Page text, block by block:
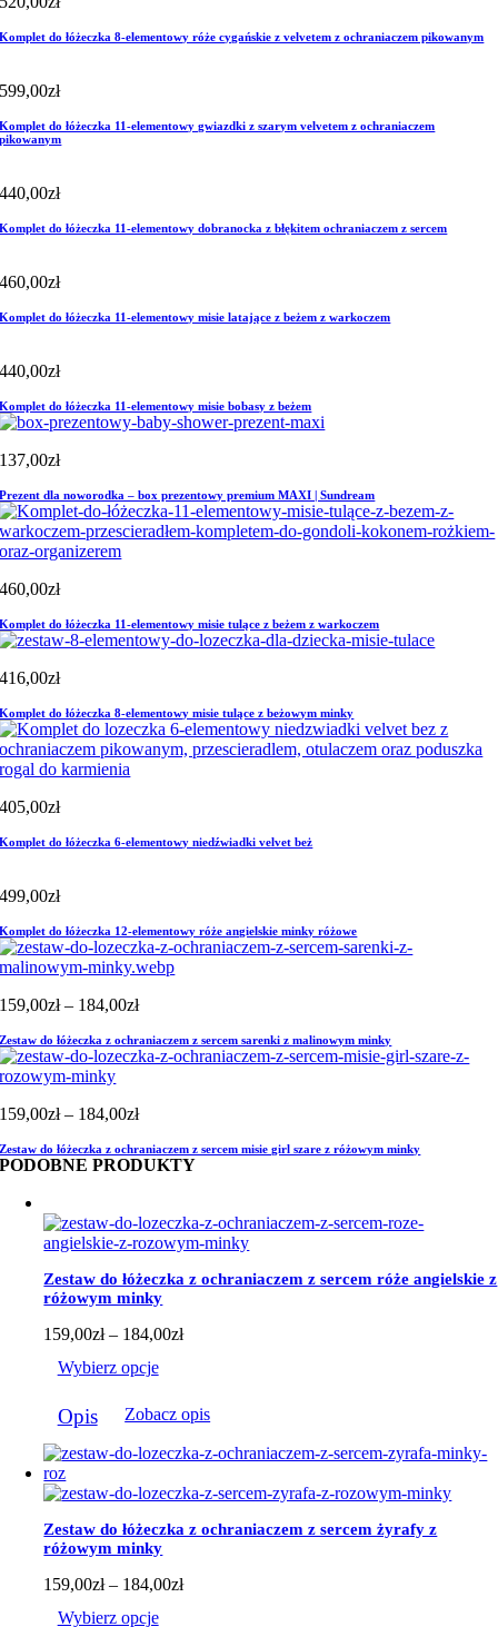
Komplet do łóżeczka 8-elementowy róże cygańskie z velvetem z ochraniaczem pikowanym
599,00zł
Komplet do łóżeczka 11-elementowy gwiazdki z szarym velvetem z ochraniaczem
pikowanym
440,00zł
Komplet do łóżeczka 11-elementowy dobranocka z błękitem ochraniaczem z sercem
460,00zł
Komplet do łóżeczka 11-elementowy misie latające z beżem z warkoczem
440,00zł
Komplet do łóżeczka 11-elementowy misie bobasy z beżem
137,00zł
Prezent dla noworodka – box prezentowy premium MAXI | Sundream
460,00zł
Komplet do łóżeczka 11-elementowy misie tulące z beżem z warkoczem
416,00zł
Komplet do łóżeczka 8-elementowy misie tulące z beżowym minky
405,00zł
Komplet do łóżeczka 6-elementowy niedźwiadki velvet beż
499,00zł
Komplet do łóżeczka 12-elementowy róże angielskie minky różowe
159,00zł – 184,00złZakres
od
159,00zł
Zestaw do łóżeczka z ochraniaczem z sercem sarenki z malinowym minky
159,00zł – 184,00złZakres
od
159,00zł
184,00zł
Zestaw do łóżeczka z ochraniaczem z sercem misie girl szare z różowym minky
PODOBNE PRODUKTY
Zestaw do łóżeczka z ochraniaczem z sercem róże angielskie z
różowym minky
159,00zł – 184,00złZakres
do
Wybierz opcje
produkt
ma
wiele
wariantów.
Opcje
można
wybrać
na
stronie
Opis Zobacz opis
Zestaw do łóżeczka z ochraniaczem z sercem żyrafy z
różowym minky
159,00zł – 184,00złZakres
Wybierz opcje